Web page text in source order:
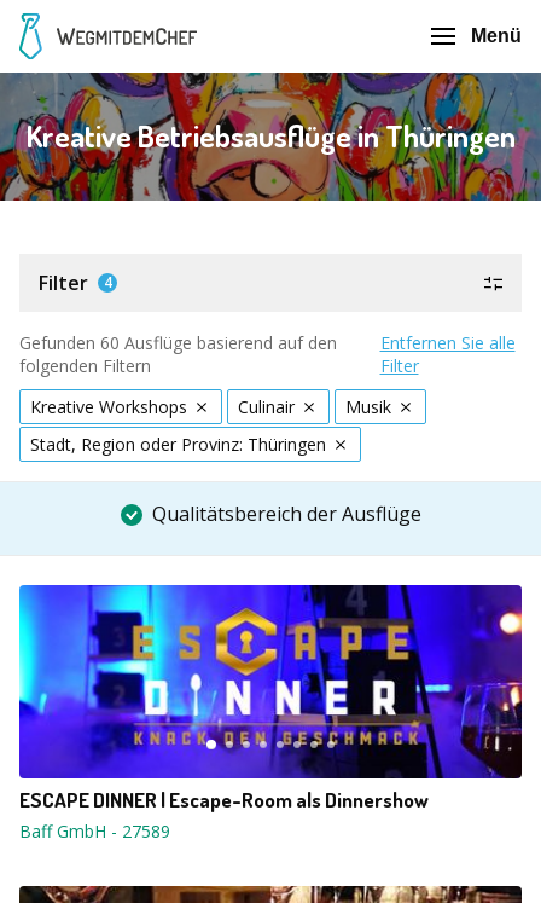
Menü
Kreative Betriebsausflüge in Thüringen
Filter 4
Gefunden 60 Ausflüge basierend auf den
folgenden Filtern
Entfernen Sie alle
Filter
Kreative Workshops
Culinair
Musik
Stadt, Region oder Provinz: Thüringen
Qualitätsbereich der Ausflüge
ESCAPE DINNER | Escape-Room als Dinnershow
Baff GmbH - 27589